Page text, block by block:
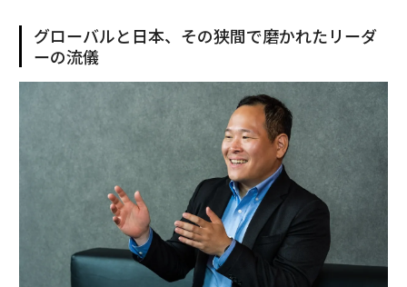
グローバルと日本、その狭間で磨かれたリーダ
ーの流儀